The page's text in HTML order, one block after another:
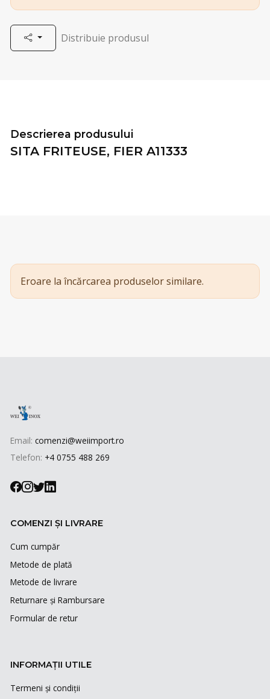
Distribuie produsul
Descrierea produsului
SITA FRITEUSE, FIER A11333
Eroare la încărcarea produselor similare.
Email: comenzi@weiimport.ro
Telefon: +4 0755 488 269
COMENZI ȘI LIVRARE
Cum cumpăr
Metode de plată
Metode de livrare
Returnare și Rambursare
Formular de retur
INFORMAȚII UTILE
Termeni și condiții